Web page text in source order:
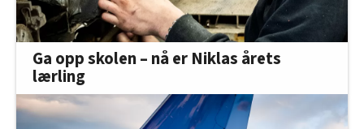
Ga opp skolen – nå er Niklas årets
lærling